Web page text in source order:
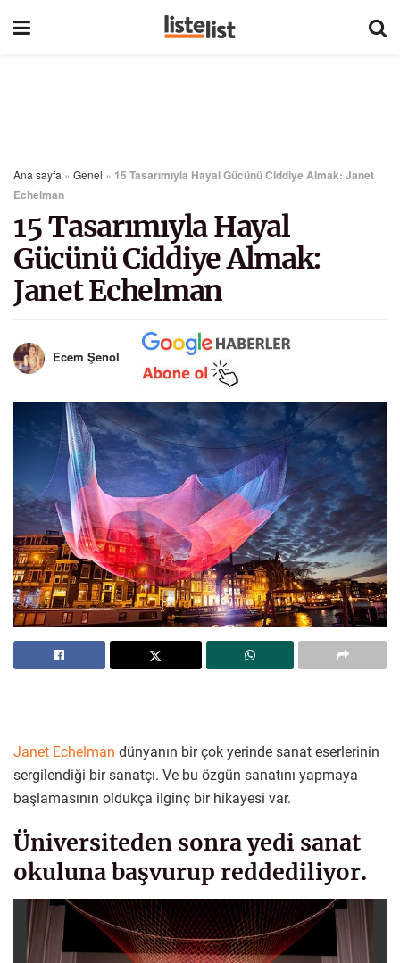
Ana sayfa » Genel » 15 Tasarımıyla Hayal Gücünü Ciddiye Almak: Janet
Echelman
15 Tasarımıyla Hayal
Gücünü Ciddiye Almak:
Janet Echelman
Ecem Şenol
Janet Echelman dünyanın bir çok yerinde sanat eserlerinin
sergilendiği bir sanatçı. Ve bu özgün sanatını yapmaya
başlamasının oldukça ilginç bir hikayesi var.
Üniversiteden sonra yedi sanat
okuluna başvurup reddediliyor.